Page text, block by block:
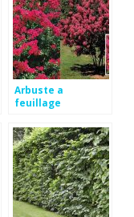
Arbuste a
feuillage
croissance rapide